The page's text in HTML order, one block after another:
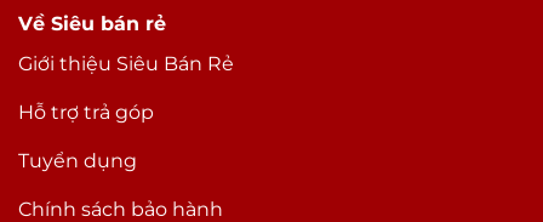
Về Siêu bán rẻ
Giới thiệu Siêu Bán Rẻ
Hỗ trợ trả góp
Tuyển dụng
Chính sách bảo hành